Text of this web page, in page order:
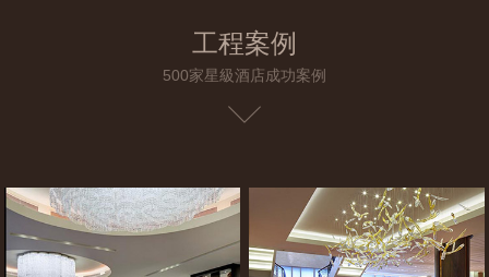
工程案例
500家星級酒店成功案例